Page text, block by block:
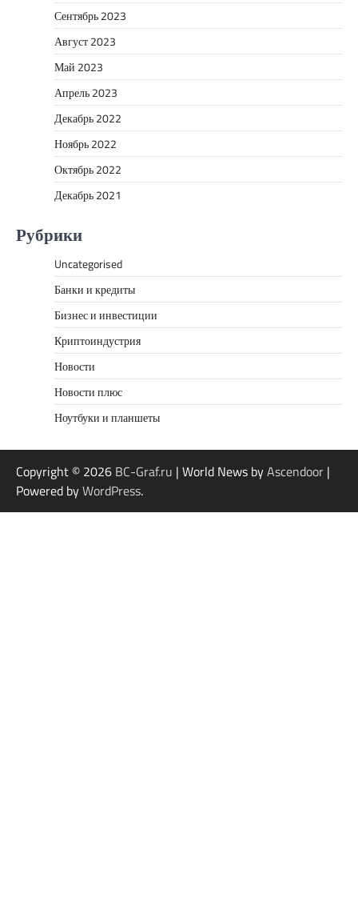
Сентябрь 2023
Август 2023
Май 2023
Апрель 2023
Декабрь 2022
Ноябрь 2022
Октябрь 2022
Декабрь 2021
Рубрики
Uncategorised
Банки и кредиты
Бизнес и инвестиции
Криптоиндустрия
Новости
Новости плюс
Ноутбуки и планшеты
Copyright © 2026 BC-Graf.ru | World News byAscendoor |
Powered byWordPress.